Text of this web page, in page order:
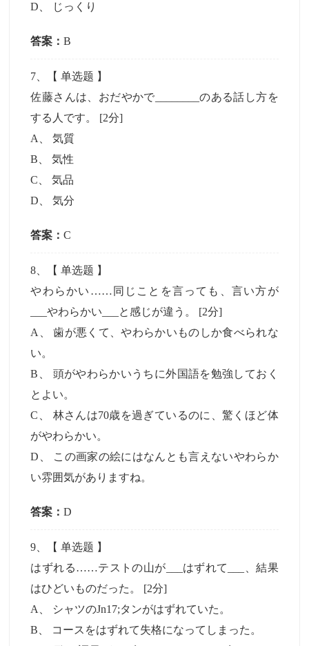
D
じっくり
答案：B
7 、【单选题 】
佐藤さんは、おだやかで________のある話し方を
する人です。 [2分]
A
、気質
B 、気性
C 、気品
D 、気分
答案：C
8 、【单选题 】
やわらかい……同じことを言っても、言い方が
___やわらかい___と感じが違う。 [2分]
A
、歯が悪くて、やわらかいものしか食べられな
い。
B
頭がやわらかいうちに外国語を勉強しておく
とよい。
C
林さんは70歳を過ぎているのに、驚くほど体
がやわらかい。
D
この画家の絵にはなんとも言えないやわらか
い雰囲気がありますね。
答案：D
9 、【单选题 】
はずれる……テストの山が___はずれて___、結果
はひどいものだった。 [2分]
A
シャツのJn17;タンがはずれていた。
B
コースをはずれて失格になってしまった。